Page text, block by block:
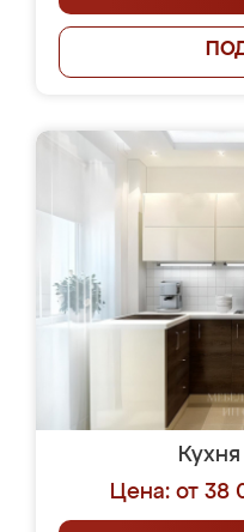
Цена: от 38